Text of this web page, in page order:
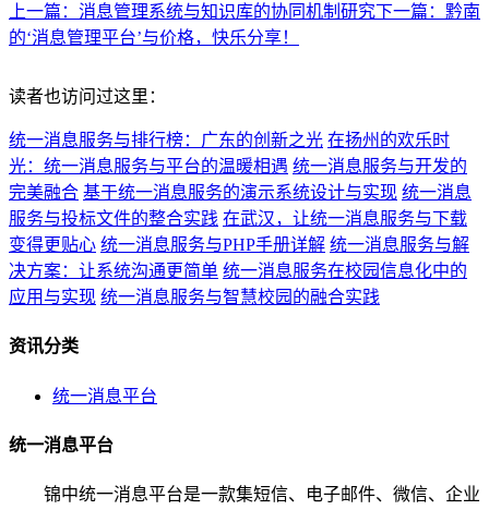
上一篇：消息管理系统与知识库的协同机制研究下一篇：黔南
的‘消息管理平台’与价格，快乐分享！
读者也访问过这里：
统一消息服务与排行榜：广东的创新之光 在扬州的欢乐时
光：统一消息服务与平台的温暖相遇 统一消息服务与开发的
完美融合 基于统一消息服务的演示系统设计与实现 统一消息
服务与投标文件的整合实践 在武汉，让统一消息服务与下载
变得更贴心 统一消息服务与PHP手册详解 统一消息服务与解
决方案：让系统沟通更简单 统一消息服务在校园信息化中的
应用与实现 统一消息服务与智慧校园的融合实践
资讯分类
统一消息平台
统一消息平台
锦中统一消息平台是一款集短信、电子邮件、微信、企业